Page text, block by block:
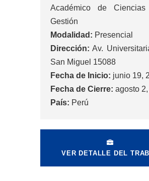
Académico de
Gestión
Modalidad: Presencial
Dirección: Av.
San Miguel 15088
Fecha de Inicio: junio 19,
Fecha de Cierre: agosto
País: Perú
VER DETALLE DEL